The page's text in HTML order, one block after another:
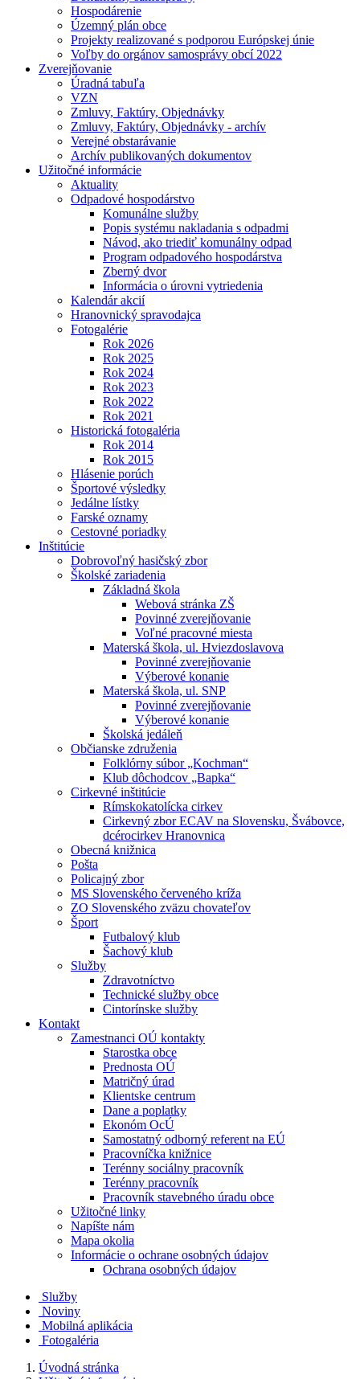
Hospodárenie
Územný plán obce
Projekty realizované s podporou Európskej únie
Voľby do orgánov samosprávy obcí 2022
Zverejňovanie
Úradná tabuľa
VZN
Zmluvy, Faktúry, Objednávky
Zmluvy, Faktúry, Objednávky - archív
Verejné obstarávanie
Archív publikovaných dokumentov
Užitočné informácie
Aktuality
Odpadové hospodárstvo
Komunálne služby
Popis systému nakladania s odpadmi
Návod, ako triediť komunálny odpad
Program odpadového hospodárstva
Zberný dvor
Informácia o úrovni vytriedenia
Kalendár akcií
Hranovnický spravodajca
Fotogalérie
Rok 2026
Rok 2025
Rok 2024
Rok 2023
Rok 2022
Rok 2021
Historická fotogaléria
Rok 2014
Rok 2015
Hlásenie porúch
Športové výsledky
Jedálne lístky
Farské oznamy
Cestovné poriadky
Inštitúcie
Dobrovoľný hasičský zbor
Školské zariadenia
Základná škola
Webová stránka ZŠ
Povinné zverejňovanie
Voľné pracovné miesta
Materská škola, ul. Hviezdoslavova
Povinné zverejňovanie
Výberové konanie
Materská škola, ul. SNP
Povinné zverejňovanie
Výberové konanie
Školská jedáleň
Občianske združenia
Folklórny súbor „Kochman“
Klub dôchodcov „Bapka“
Cirkevné inštitúcie
Rímskokatolícka cirkev
Cirkevný zbor ECAV na Slovensku, Švábovce,
dcérocirkev Hranovnica
Obecná knižnica
Pošta
Policajný zbor
MS Slovenského červeného kríža
ZO Slovenského zväzu chovateľov
Šport
Futbalový klub
Šachový klub
Služby
Zdravotníctvo
Technické služby obce
Cintorínske služby
Kontakt
Zamestnanci OÚ kontakty
Starostka obce
Prednosta OÚ
Matričný úrad
Klientske centrum
Dane a poplatky
Ekonóm OcÚ
Samostatný odborný referent na EÚ
Pracovníčka knižnice
Terénny sociálny pracovník
Terénny pracovník
Pracovník stavebného úradu obce
Užitočné linky
Napíšte nám
Mapa okolia
Informácie o ochrane osobných údajov
Ochrana osobných údajov
Služby
Noviny
Mobilná aplikácia
Fotogaléria
Úvodná stránka